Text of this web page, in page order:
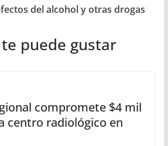
del alcohol y otras drogas
puede gustar
compromete $4 mil
centro radiológico en